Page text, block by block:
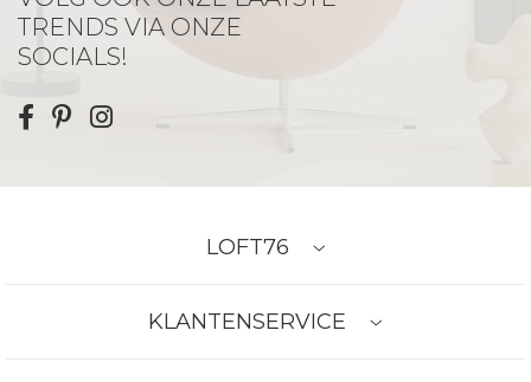
TRENDS VIA ONZE
SOCIALS!
LOFT76
KLANTENSERVICE